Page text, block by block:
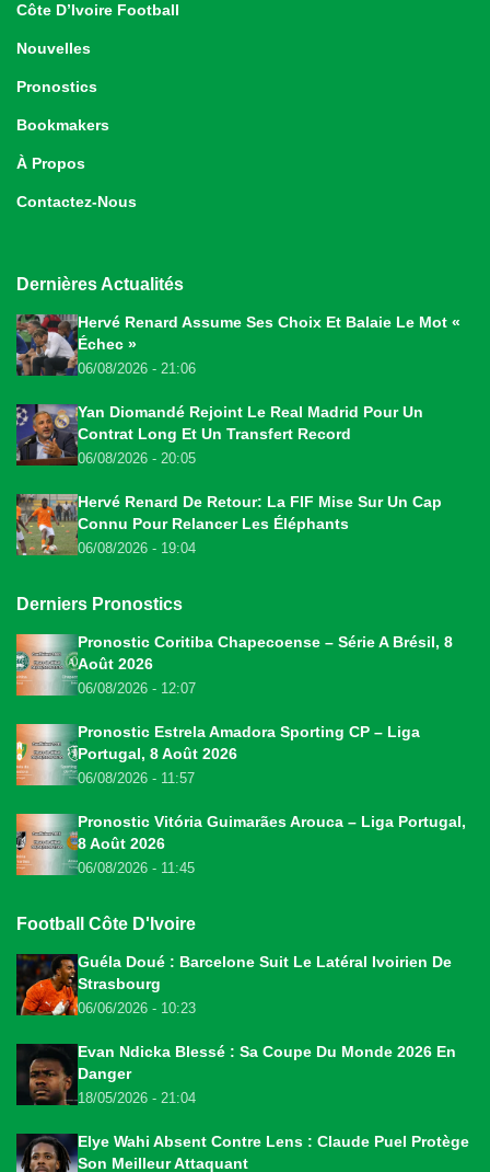
Côte D’Ivoire Football
Nouvelles
Pronostics
Bookmakers
À Propos
Contactez-Nous
Dernières Actualités
Hervé Renard Assume Ses Choix Et Balaie Le Mot «
Échec »
06/08/2026 - 21:06
Yan Diomandé Rejoint Le Real Madrid Pour Un
Contrat Long Et Un Transfert Record
06/08/2026 - 20:05
Hervé Renard De Retour: La FIF Mise Sur Un Cap
Connu Pour Relancer Les Éléphants
06/08/2026 - 19:04
Derniers Pronostics
Pronostic Coritiba Chapecoense – Série A Brésil, 8
Août 2026
06/08/2026 - 12:07
Pronostic Estrela Amadora Sporting CP – Liga
Portugal, 8 Août 2026
06/08/2026 - 11:57
Pronostic Vitória Guimarães Arouca – Liga Portugal,
8 Août 2026
06/08/2026 - 11:45
Football Côte D'Ivoire
Guéla Doué : Barcelone Suit Le Latéral Ivoirien De
Strasbourg
06/06/2026 - 10:23
Evan Ndicka Blessé : Sa Coupe Du Monde 2026 En
Danger
18/05/2026 - 21:04
Elye Wahi Absent Contre Lens : Claude Puel Protège
Son Meilleur Attaquant